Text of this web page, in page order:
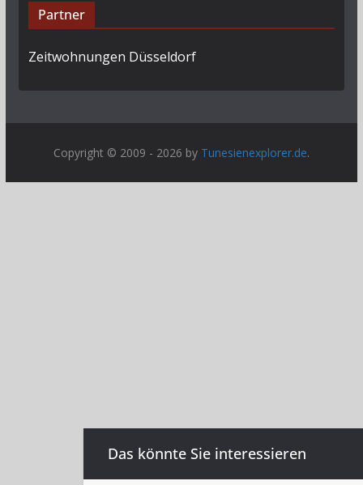
Partner
Zeitwohnungen Düsseldorf
Copyright © 2009 - 2026 by Tunesienexplorer.de.
Das könnte Sie interessieren